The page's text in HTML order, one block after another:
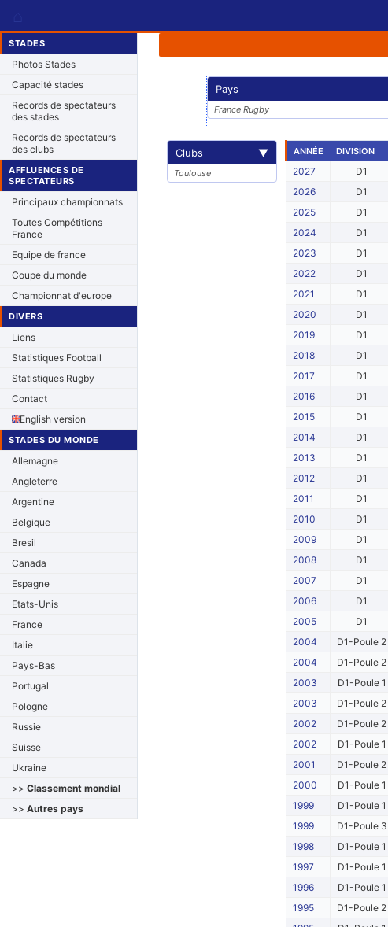
STADES
Photos Stades
Capacité stades
Records de spectateurs
des stades
Records de spectateurs
des clubs
AFFLUENCES DE
SPECTATEURS
Principaux championnats
Toutes Compétitions
France
Equipe de france
Coupe du monde
Championnat d'europe
DIVERS
Liens
Statistiques Football
Statistiques Rugby
Contact
English version
STADES DU MONDE
Allemagne
Angleterre
Argentine
Belgique
Bresil
Canada
Espagne
Etats-Unis
France
Italie
Pays-Bas
Portugal
Pologne
Russie
Suisse
Ukraine
>> Classement mondial
>> Autres pays
Pays
France Rugby
Clubs ▼
Toulouse
ANNÉE DIVISION
2027
D1
2026
D1
2025
D1
2024
D1
2023
D1
2022
D1
2021
D1
2020
D1
2019
D1
2018
D1
2017
D1
2016
D1
2015
D1
2014
D1
2013
D1
2012
D1
2011
D1
2010
D1
2009
D1
2008
D1
2007
D1
2006
D1
2005
D1
2004
D1-Poule 2
2004
D1-Poule 2
2003
D1-Poule 1
2003
D1-Poule 2
2002
D1-Poule 2
2002
D1-Poule 1
2001
D1-Poule 2
2000
D1-Poule 1
1999
D1-Poule 1
1999
D1-Poule 3
1998
D1-Poule 1
1997
D1-Poule 1
1996
D1-Poule 1
1995
D1-Poule 2